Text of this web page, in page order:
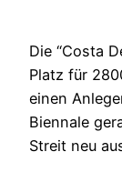
Die “Costa
Platz für
einen
Biennale
Streit neu